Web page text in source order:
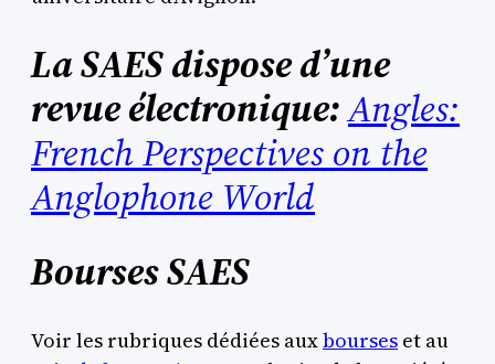
La SAES dispose d’une
revue électronique:Angles:
French Perspectives on the
Anglophone World
Bourses SAES
Voir les rubriques dédiées auxbourses et au